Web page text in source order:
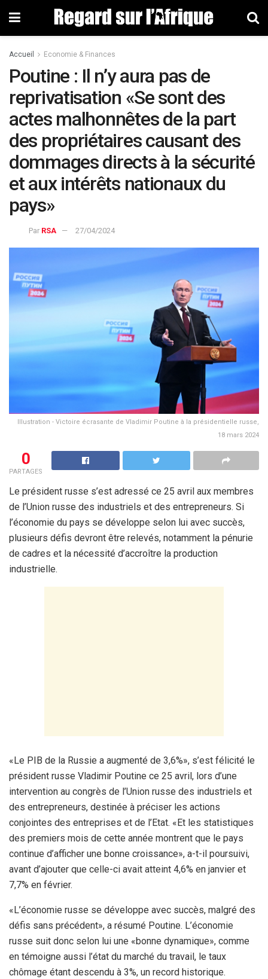
Accueil Economie & Finances
Poutine : Il n’y aura pas de
reprivatisation «Se sont des
actes malhonnêtes de la part
des propriétaires causant des
dommages directs à la sécurité
et aux intérêts nationaux du
pays»
Par RSA 27/04/2024
Illustration - Victoire écrasante de Vladimir Poutine à la présidentielle russe,
18 mars 2024
0
PARTAGES
Le président russe s’est adressé ce 25 avril aux membres
de l’Union russe des industriels et des entrepreneurs. Si
l’économie du pays se développe selon lui avec succès,
plusieurs défis devront être relevés, notamment la pénurie
de cadres et la nécessité d’accroître la production
industrielle.
«Le PIB de la Russie a augmenté de 3,6%», s’est félicité le
président russe Vladimir Poutine ce 25 avril, lors d’une
intervention au congrès de l’Union russe des industriels et
des entrepreneurs, destinée à préciser les actions
conjointes des entreprises et de l’Etat. «Et les statistiques
des premiers mois de cette année montrent que le pays
continue d’afficher une bonne croissance», a-t-il poursuivi,
avant d’ajouter que celle-ci avait atteint 4,6% en janvier et
7,7% en février.
«L’économie russe se développe avec succès, malgré des
défis sans précédent», a résumé Poutine. L’économie
russe suit donc selon lui une «bonne dynamique», comme
en témoigne aussi l’état du marché du travail, le taux
chômage étant descendu à 3%, un record historique.